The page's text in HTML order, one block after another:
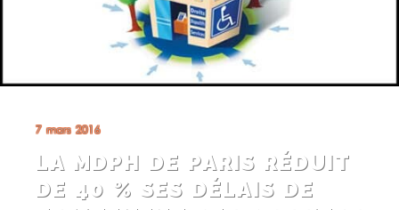
7 mars 2016
LA MDPH DE PARIS RÉDUIT
DE 40 % SES DÉLAIS DE